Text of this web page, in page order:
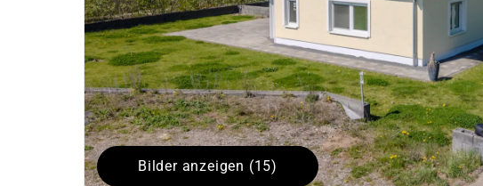
Bilder anzeigen (15)